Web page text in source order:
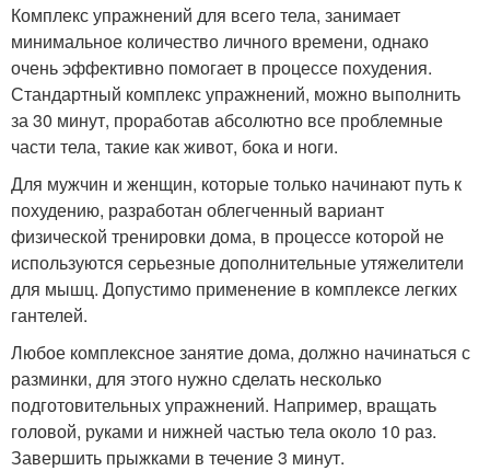
Комплекс упражнений для всего тела, занимает
минимальное количество личного времени, однако
очень эффективно помогает в процессе похудения.
Стандартный комплекс упражнений, можно выполнить
за 30 минут, проработав абсолютно все проблемные
части тела, такие как живот, бока и ноги.
Для мужчин и женщин, которые только начинают путь к
похудению, разработан облегченный вариант
физической тренировки дома, в процессе которой не
используются серьезные дополнительные утяжелители
для мышц. Допустимо применение в комплексе легких
гантелей.
Любое комплексное занятие дома, должно начинаться с
разминки, для этого нужно сделать несколько
подготовительных упражнений. Например, вращать
головой, руками и нижней частью тела около 10 раз.
Завершить прыжками в течение 3 минут.